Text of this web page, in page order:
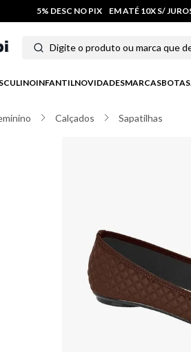
5% DESC NO PIX EM ATÉ 10X S/
Digite o produto ou marca que
INFANTILNOVIDADESMARCASBOTAS
Calçados Sapatilhas
sandalia